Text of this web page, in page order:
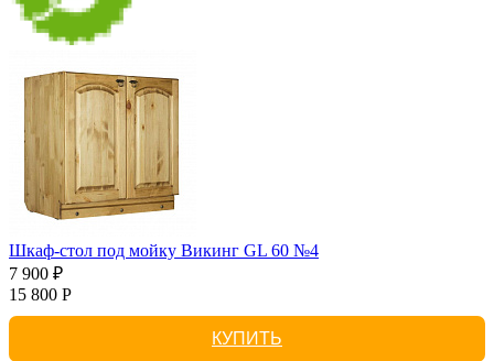
Шкаф-стол под мойку Викинг GL 60 №4
7 900 ₽
15 800 Р
КУПИТЬ